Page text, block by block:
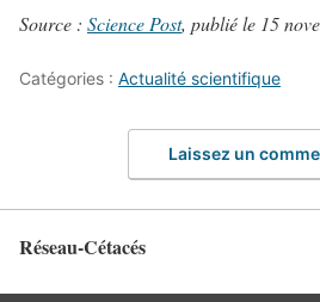
Source : Science Post, publié le 15
Catégories : Actualité scientifique
Laissez un
Réseau-Cétacés